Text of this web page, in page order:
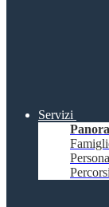
Servizi